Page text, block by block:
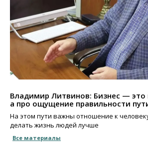
Владимир Литвинов: Бизнес — это
а про ощущение правильности
На этом пути важны отношение к
делать жизнь людей лучше
Все материалы